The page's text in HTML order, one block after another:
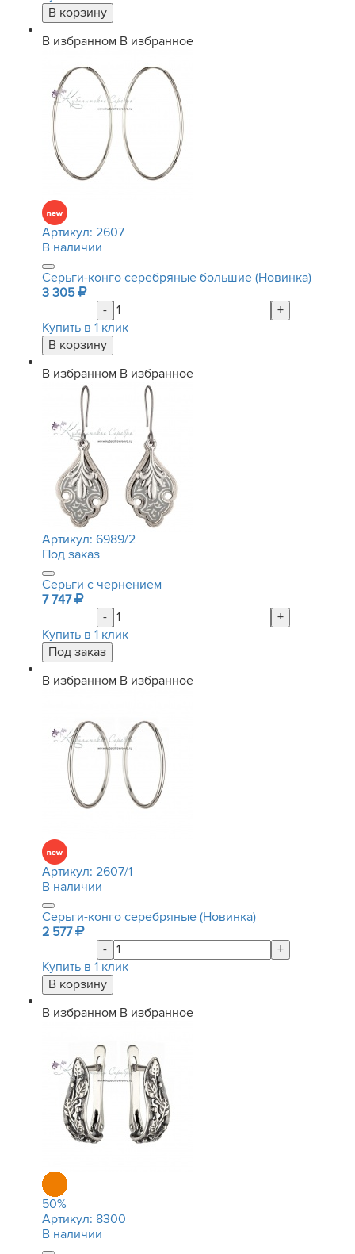
В избранном В избранное
Артикул: 2607
В наличии
Серьги-конго серебряные большие (Новинка)
3 305
-
+
Купить в 1 клик
В избранном В избранное
Артикул: 6989/2
Под заказ
Серьги с чернением
7 747
-
+
Купить в 1 клик
В избранном В избранное
Артикул: 2607/1
В наличии
Серьги-конго серебряные (Новинка)
2 577
-
+
Купить в 1 клик
В избранном В избранное
50%
Артикул: 8300
В наличии